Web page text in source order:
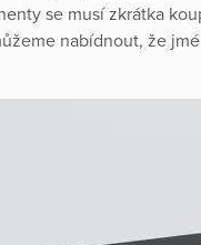
se musí zkrátka
nabídnout, že